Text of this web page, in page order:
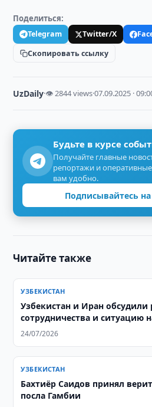
Поделиться:
Telegram Twitter/X
Скопировать ссылку
UzDaily·👁 2844 views·07.09.2025 ·
Будьте в курсе
Получайте главные
репортажи и
вам удобно.
Подписывайтесь
Читайте также
УЗБЕКИСТАН
Узбекистан и Иран обсудили
сотрудничества и ситуацию
24/07/2026
УЗБЕКИСТАН
Бахтиёр Саидов принял
посла Гамбии